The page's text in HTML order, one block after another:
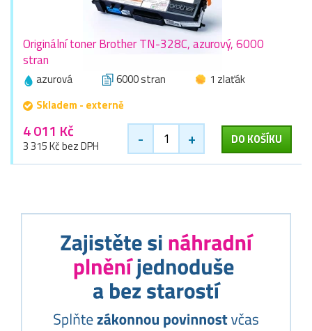
Originální toner Brother TN-328C, azurový, 6000
stran
azurová 6000 stran
1 zlaťák
Skladem - externě
4 011 Kč
3 315 Kč bez DPH - + DO KOŠÍKU